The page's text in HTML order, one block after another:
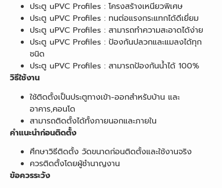
ประตู uPVC Profiles : โครงสร้างเหนียวพิเศษ
ประตู uPVC Profiles : ทนต่อแรงกระแทกได้ดีเยี่ยม
ประตู uPVC Profiles : สามารถทำความสะอาดได้ง่าย
ประตู uPVC Profiles : ป้องกันปลวกและแมลงได้ทุก
ชนิด
ประตู uPVC Profiles : สามารถป้องกันน้ำได้ 100%
วิธีใช้งาน
ใช้ติดตั้งเป็นประตูทางเข้า-ออกสำหรับบ้าน และ
อาคาร,คอนโด
สามารถติดตั้งได้ทั้งภายนอกและภายใน
คำแนะนำก่อนติดตั้ง
ศึกษาวิธีติดตั้ง วัดขนาดก่อนติดตั้งและใช้งานจริง
ควรติดตั้งโดยผู้ชำนาญงาน
ข้อควรระวัง